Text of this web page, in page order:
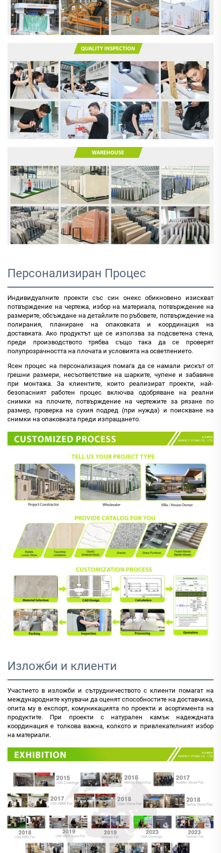
Персонализиран Процес
Индивидуалните проекти със син онекс обикновено изискват
потвърждение на чертежа, избор на материала, потвърждение на
размерите, обсъждане на детайлите по ръбовете, потвърждение на
полирания, планиране на опаковката и координация на
доставката. Ако продуктът ще се използва за подсветена стена,
преди производството трябва също така да се проверят
полупрозрачността на плочата и условията на осветлението.
Ясен процес на персонализация помага да се намали рискът от
грешни размери, несъответствие на шарките, чупене и забавяне
при монтажа. За клиентите, които реализират проекти, най-
безопасният работен процес включва одобряване на реални
снимки на плочите, потвърждение на чертежите за рязане по
размер, проверка на сухия подред (при нужда) и поискване на
снимки на опаковката преди изпращането.
Изложби и клиенти
Участието в изложби и сътрудничеството с клиенти помагат на
международните купувачи да оценят способностите на доставчика,
опита му в експорт, комуникацията по проекти и асортимента на
продуктите. При проекти с натурален камък надеждната
координация е толкова важна, колкото и привлекателният избор
на материали.